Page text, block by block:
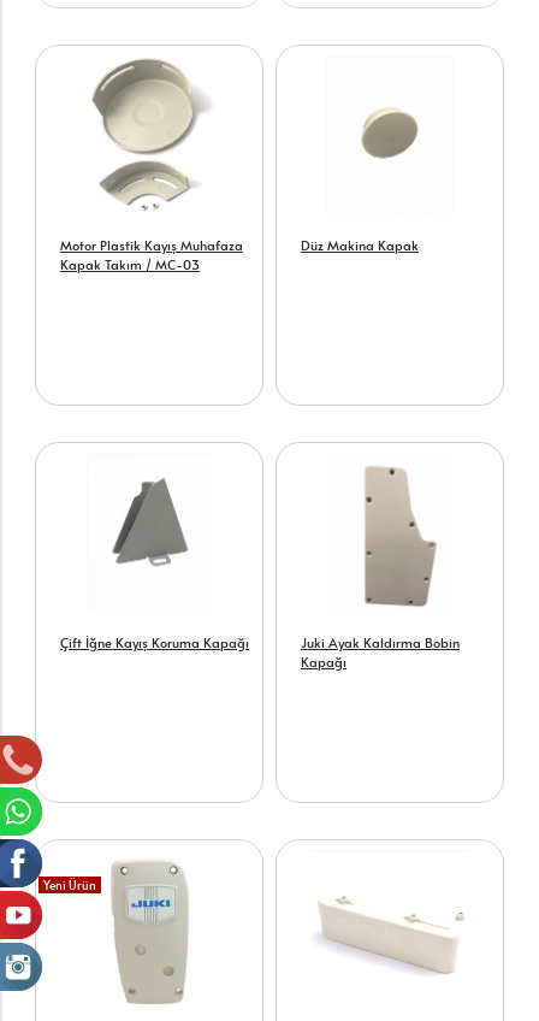
Motor Plastik Kayış Muhafaza
Kapak Takım / MC-03
Düz Makina Kapak
Çift İğne Kayış Koruma Kapağı
Juki Ayak Kaldırma Bobin
Kapağı
Yeni Ürün